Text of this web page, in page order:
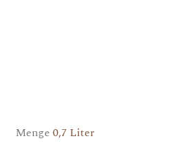
Menge 0,7 Liter